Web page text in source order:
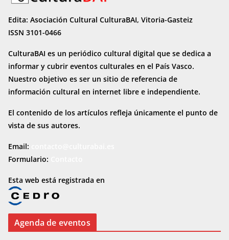
Edita: Asociación Cultural CulturaBAI, Vitoria-Gasteiz
ISSN 3101-0466
CulturaBAI es un periódico cultural digital que se dedica a
informar y cubrir eventos culturales en el País Vasco.
Nuestro objetivo es ser un sitio de referencia de
información cultural en internet libre e independiente.
El contenido de los artículos refleja únicamente el punto de
vista de sus autores.
Email:
Formulario:
Esta web está registrada en
Agenda de eventos